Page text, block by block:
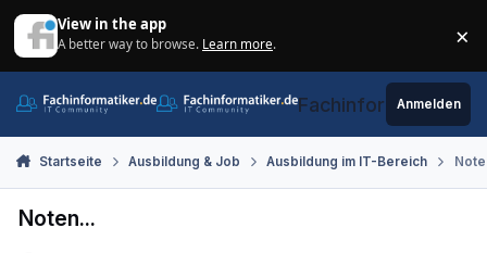
View in the app
A better way to browse. Learn more. ×
Fachinformatiker.de
Anmelden
Startseite Ausbildung & Job Ausbildung im IT-Bereich
Noten...